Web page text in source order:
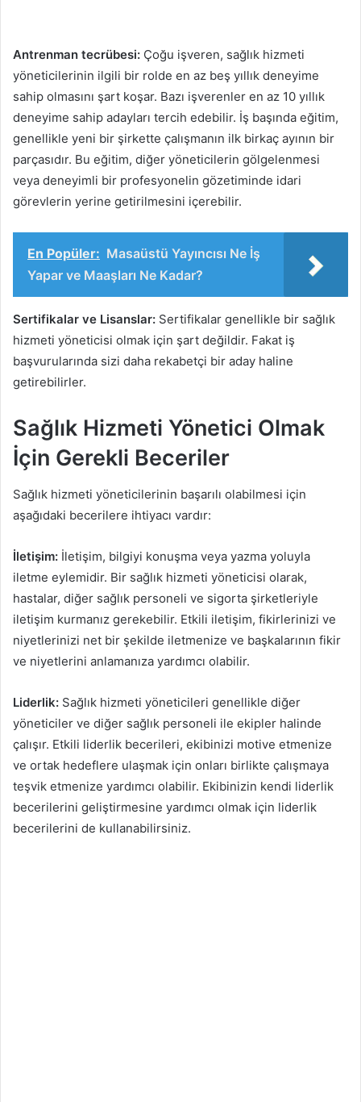
Antrenman tecrübesi: Çoğu işveren, sağlık hizmeti
yöneticilerinin ilgili bir rolde en az beş yıllık deneyime
sahip olmasını şart koşar. Bazı işverenler en az 10 yıllık
deneyime sahip adayları tercih edebilir. İş başında eğitim,
genellikle yeni bir şirkette çalışmanın ilk birkaç ayının bir
parçasıdır. Bu eğitim, diğer yöneticilerin gölgelenmesi
veya deneyimli bir profesyonelin gözetiminde idari
görevlerin yerine getirilmesini içerebilir.
En Popüler: Masaüstü Yayıncısı Ne İş
Yapar ve Maaşları Ne Kadar?
Sertifikalar ve Lisanslar: Sertifikalar genellikle bir sağlık
hizmeti yöneticisi olmak için şart değildir. Fakat iş
başvurularında sizi daha rekabetçi bir aday haline
getirebilirler.
Sağlık Hizmeti Yönetici Olmak
İçin Gerekli Beceriler
Sağlık hizmeti yöneticilerinin başarılı olabilmesi için
aşağıdaki becerilere ihtiyacı vardır:
İletişim: İletişim, bilgiyi konuşma veya yazma yoluyla
iletme eylemidir. Bir sağlık hizmeti yöneticisi olarak,
hastalar, diğer sağlık personeli ve sigorta şirketleriyle
iletişim kurmanız gerekebilir. Etkili iletişim, fikirlerinizi ve
niyetlerinizi net bir şekilde iletmenize ve başkalarının fikir
ve niyetlerini anlamanıza yardımcı olabilir.
Liderlik: Sağlık hizmeti yöneticileri genellikle diğer
yöneticiler ve diğer sağlık personeli ile ekipler halinde
çalışır. Etkili liderlik becerileri, ekibinizi motive etmenize
ve ortak hedeflere ulaşmak için onları birlikte çalışmaya
teşvik etmenize yardımcı olabilir. Ekibinizin kendi liderlik
becerilerini geliştirmesine yardımcı olmak için liderlik
becerilerini de kullanabilirsiniz.